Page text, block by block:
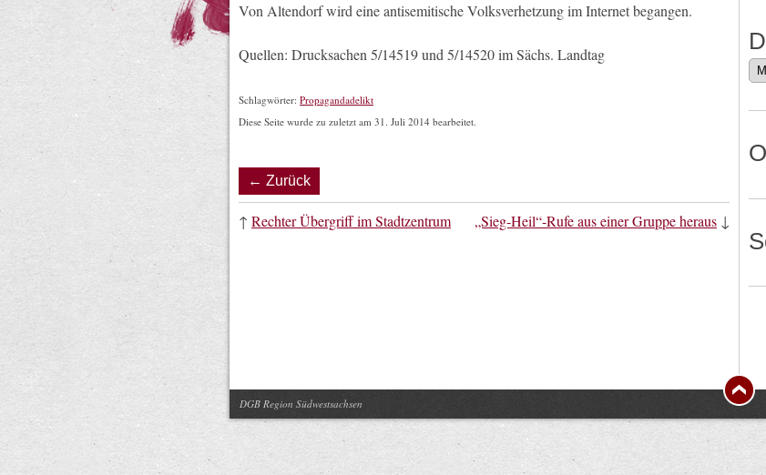
Von Altendorf wird eine antisemitische Volksverhetzung im Internet begangen.
Quellen: Drucksachen 5/14519 und 5/14520 im Sächs. Landtag
Schlagwörter: Propagandadelikt
Diese Seite wurde zu zuletzt am 31. Juli 2014 bearbeitet.
← Zurück
↑ Rechter Übergriff im Stadtzentrum „Sieg-Heil“-Rufe aus einer Gruppe heraus ↓
DGB Region Südwestsachsen